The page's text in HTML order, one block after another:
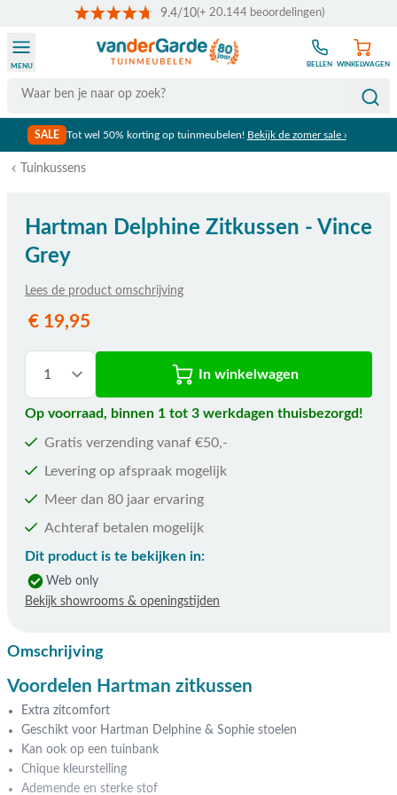
9.4/10(+ 20.144 beoordelingen)
Search
MENU BELLEN WINKELWAGEN
SALE Tot wel 50% korting op tuinmeubelen! Bekijk de zomer sale ›
Tuinkussens
Hartman Delphine Zitkussen - Vince
Grey
Lees de product omschrijving
€ 19,95
In winkelwagen
Op voorraad, binnen 1 tot 3 werkdagen thuisbezorgd!
Gratis verzending vanaf €50,-
Levering op afspraak mogelijk
Meer dan 80 jaar ervaring
Achteraf betalen mogelijk
Dit product is te bekijken in:
Web only
Bekijk showrooms & openingstijden
Omschrijving
Voordelen Hartman zitkussen
Extra zitcomfort
Geschikt voor Hartman Delphine & Sophie stoelen
Kan ook op een tuinbank
Chique kleurstelling
Ademende en sterke stof